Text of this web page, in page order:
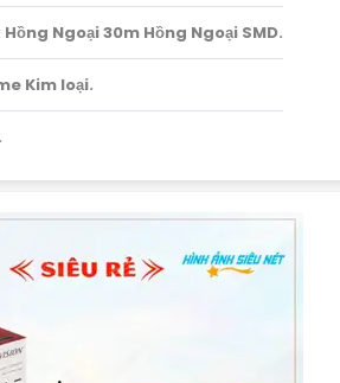
Hồng Ngoại 30m Hồng Ngoại SMD.
Kim loại.